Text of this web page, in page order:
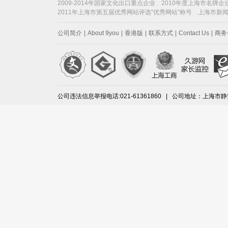
2009-2014年国家文化出口重点企业 2010年度上海市名牌企
2011年上海市第五届优秀网站评选"优秀网站"称号 上海市新
公司简介 About 9you 香港版 联系方式 Contact Us 商
公司违法信息举报电话:021-61361860 | 公司地址：上海市